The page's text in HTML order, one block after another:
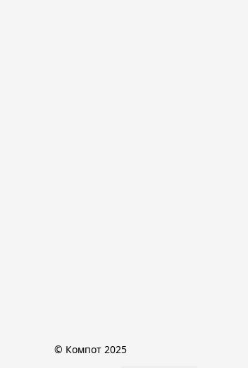
© Компот 2025